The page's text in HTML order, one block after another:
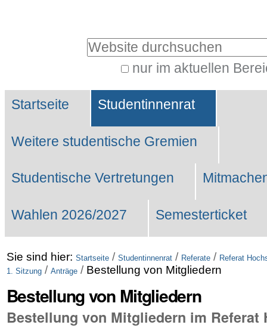
Website durchsuchen
nur im aktuellen
Suche…
Sektionen
Startseite Studentinnenrat
Weitere studentische Gremien
Studentische Vertretungen
Wahlen 2026/2027 Semesterticket
Sie sind hier: Startseite / Studentinnenrat / Referate / Referat
1. Sitzung / Anträge / Bestellung von Mitgliedern
Bestellung von Mitgliedern
Bestellung von Mitgliedern im